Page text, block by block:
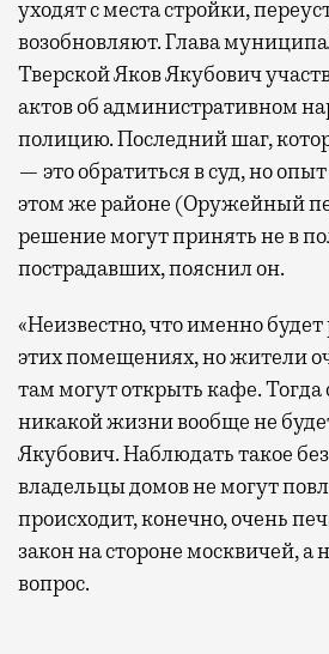
уходят с места стройки,
возобновляют. Глава
Тверской Яков Якубович
актов об административном
полицию. Последний шаг,
— это обратиться в суд, но
этом же районе (Оружейный
решение могут принять не в
пострадавших, пояснил он.
«Неизвестно, что именно будет
этих помещениях, но жители
там могут открыть кафе. Тогда
никакой жизни вообще не
Якубович. Наблюдать такое
владельцы домов не могут
происходит, конечно, очень
закон на стороне москвичей, а
вопрос.